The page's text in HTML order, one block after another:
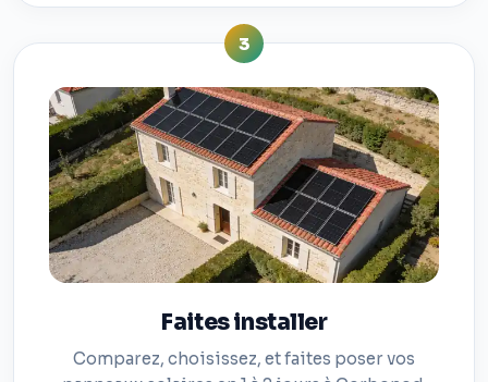
3
Faites installer
Comparez, choisissez, et faites poser vos